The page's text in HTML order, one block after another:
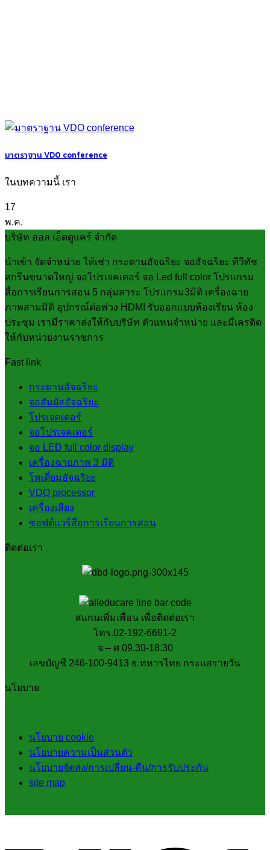
มาตราฐาน VDO conference
ในบทความนี้ เรา
17
พ.ค.
บริษัท ออล เอ็ดดูแคร์ จำกัด
นำเข้า จัดจำหน่าย ให้เช่า กระดานอัจฉริยะ จออัจฉริยะ ทีวีทัช
สกรีนขนาดใหญ่ จอโปรเจคเตอร์ จอ Led full color โปรแกรม
สื่อการเรียนการสอน 5 กลุ่มสาระ โปรแกรม3มิติ เครื่องฉาย
ภาพสามมิติ อุปกรณ์ต่อพ่วง HDMI รับออกแบบห้องเรียน ห้อง
ประชุม เรามีราคาส่งให้กับบริษัท ตัวแทนจำหน่าย และมีเครดิต
ให้กับหน่วยงานราชการ
Fast link
กระดานอัจฉริยะ
จอสัมผัสอัจฉริยะ
โปรเจคเตอร์
จอโปรเจคเตอร์
จอ LED full color display
เครื่องฉายภาพ 3 มิติ
โพเดี่ยมอัจฉริยะ
VDO processor
เครื่องเสียง
ซอฟต์แวร์สื่อการเรียนการสอน
ติดต่อเรา
สแกนเพิ่มเพื่อน เพื่อติดต่อเรา
โทร.02-192-6691-2
จ – ศ 09.30-18.30
เลขบัญชี 246-100-9413 ธ.ทหารไทย กระแสรายวัน
นโยบาย
นโยบาย cookie
นโยบายความเป็นส่วนตัว
นโยบายจัดส่ง/การเปลี่ยน-คืน/การรับประกัน
site map